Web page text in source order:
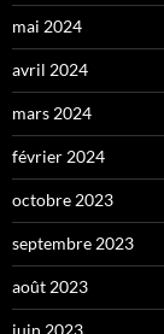
mai 2024
avril 2024
mars 2024
février 2024
octobre 2023
septembre 2023
août 2023